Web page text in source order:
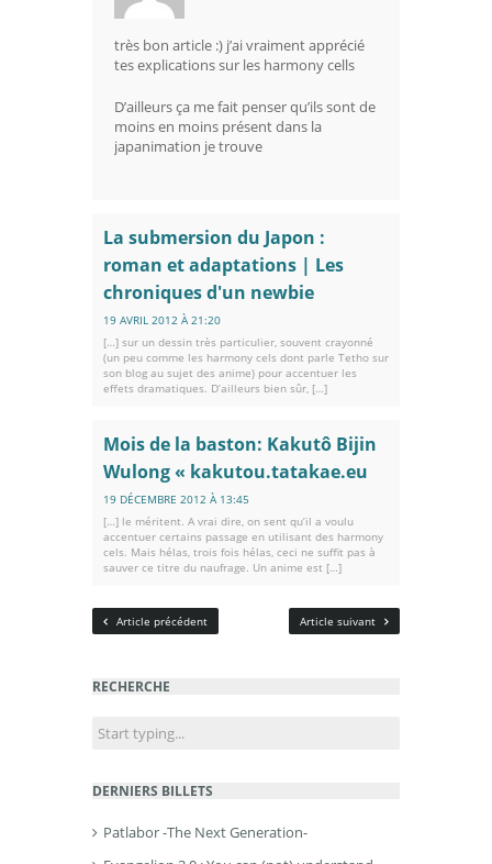
très bon article :) j’ai vraiment apprécié
tes explications sur les harmony cells
D’ailleurs ça me fait penser qu’ils sont de
moins en moins présent dans la
japanimation je trouve
La submersion du Japon :
roman et adaptations | Les
chroniques d'un newbie
19 AVRIL 2012 À 21:20
[…] sur un dessin très particulier, souvent crayonné
(un peu comme les harmony cels dont parle Tetho sur
son blog au sujet des anime) pour accentuer les
effets dramatiques. D’ailleurs bien sûr, […]
Mois de la baston: Kakutô Bijin
Wulong « kakutou.tatakae.eu
19 DÉCEMBRE 2012 À 13:45
[…] le méritent. A vrai dire, on sent qu’il a voulu
accentuer certains passage en utilisant des harmony
cels. Mais hélas, trois fois hélas, ceci ne suffit pas à
sauver ce titre du naufrage. Un anime est […]
Article suivant
Article précédent
RECHERCHE
DERNIERS BILLETS
Patlabor -The Next Generation-